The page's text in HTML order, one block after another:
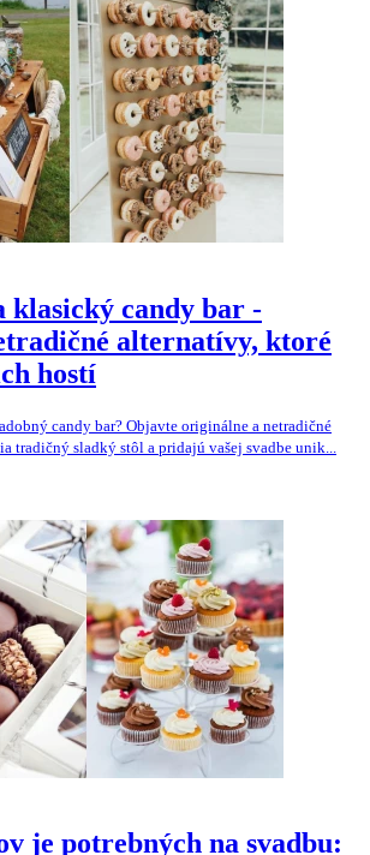
klasický candy bar -
alternatívy, ktoré
hostí
candy bar? Objavte originálne a netradičné
tradičný sladký stôl a pridajú vašej svadbe unik...
je potrebných na svadbu: